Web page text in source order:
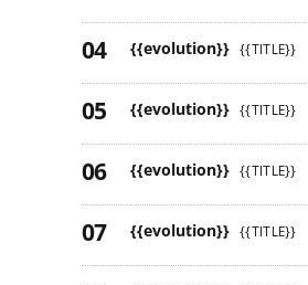
{{evolution}} {{TITLE}}
{{evolution}} {{TITLE}}
{{evolution}} {{TITLE}}
{{evolution}} {{TITLE}}